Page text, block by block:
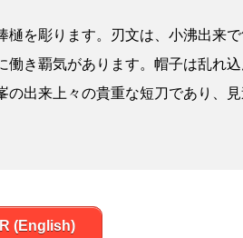
を彫ります。刃文は、小沸出来
働き覇気があります。帽子は乱れ
出来上々の貴重な短刀であり、見
(English)